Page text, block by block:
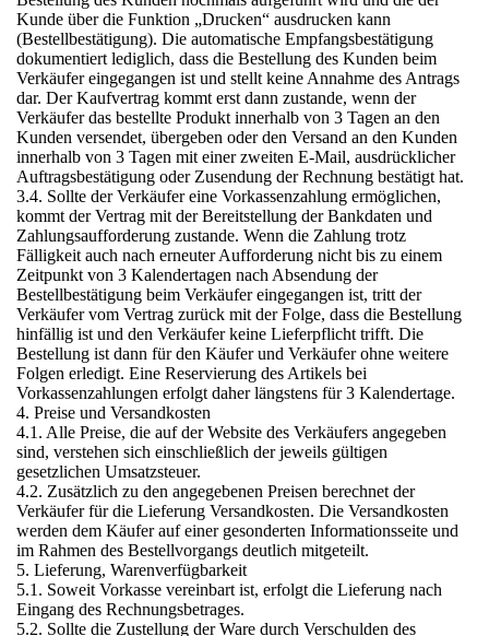
Kunde über die Funktion „Drucken“ ausdrucken kann
(Bestellbestätigung). Die automatische Empfangsbestätigung
dokumentiert lediglich, dass die Bestellung des Kunden beim
Verkäufer eingegangen ist und stellt keine Annahme des Antrags
dar. Der Kaufvertrag kommt erst dann zustande, wenn der
Verkäufer das bestellte Produkt innerhalb von 3 Tagen an den
Kunden versendet, übergeben oder den Versand an den Kunden
innerhalb von 3 Tagen mit einer zweiten E-Mail, ausdrücklicher
Auftragsbestätigung oder Zusendung der Rechnung bestätigt hat.
3.4. Sollte der Verkäufer eine Vorkassenzahlung ermöglichen,
kommt der Vertrag mit der Bereitstellung der Bankdaten und
Zahlungsaufforderung zustande. Wenn die Zahlung trotz
Fälligkeit auch nach erneuter Aufforderung nicht bis zu einem
Zeitpunkt von 3 Kalendertagen nach Absendung der
Bestellbestätigung beim Verkäufer eingegangen ist, tritt der
Verkäufer vom Vertrag zurück mit der Folge, dass die Bestellung
hinfällig ist und den Verkäufer keine Lieferpflicht trifft. Die
Bestellung ist dann für den Käufer und Verkäufer ohne weitere
Folgen erledigt. Eine Reservierung des Artikels bei
Vorkassenzahlungen erfolgt daher längstens für 3 Kalendertage.
4. Preise und Versandkosten
4.1. Alle Preise, die auf der Website des Verkäufers angegeben
sind, verstehen sich einschließlich der jeweils gültigen
gesetzlichen Umsatzsteuer.
4.2. Zusätzlich zu den angegebenen Preisen berechnet der
Verkäufer für die Lieferung Versandkosten. Die Versandkosten
werden dem Käufer auf einer gesonderten Informationsseite und
im Rahmen des Bestellvorgangs deutlich mitgeteilt.
5. Lieferung, Warenverfügbarkeit
5.1. Soweit Vorkasse vereinbart ist, erfolgt die Lieferung nach
Eingang des Rechnungsbetrages.
5.2. Sollte die Zustellung der Ware durch Verschulden des